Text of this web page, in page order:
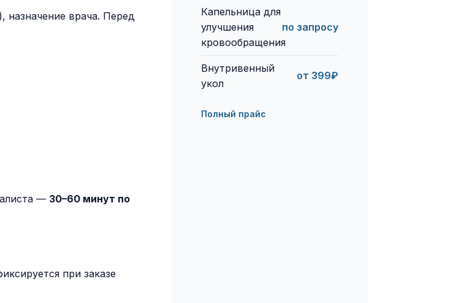
назначение врача. Перед
— 30–60 минут по
при заказе
Капельница для
улучшения
кровообращения
по запросу
Внутривенный
укол
от 399₽
Полный прайс